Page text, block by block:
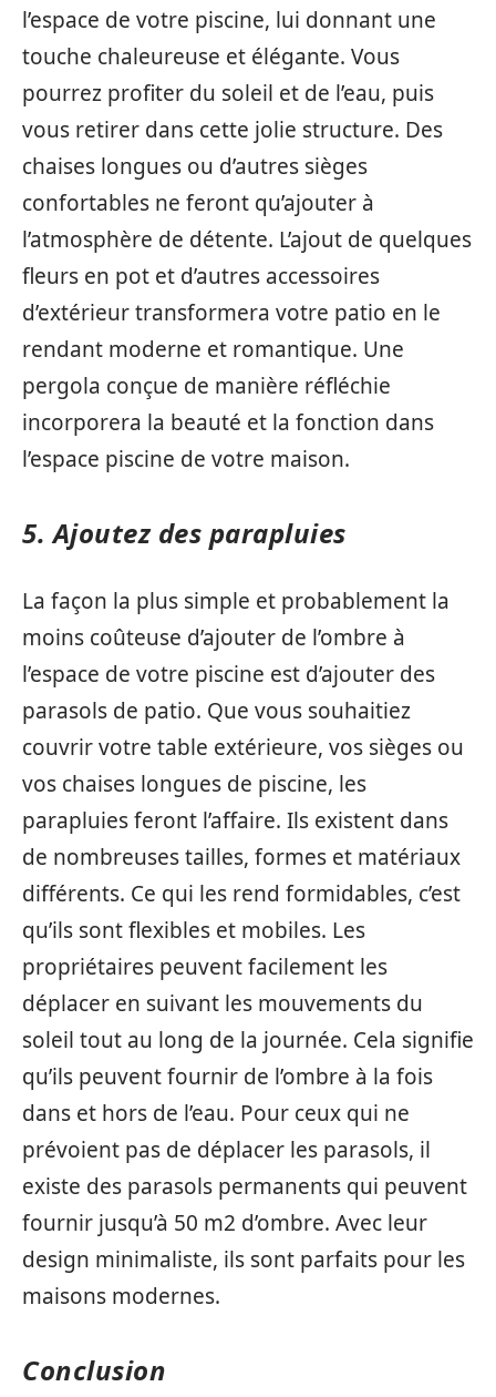
l’espace de votre piscine, lui donnant une
touche chaleureuse et élégante. Vous
pourrez profiter du soleil et de l’eau, puis
vous retirer dans cette jolie structure. Des
chaises longues ou d’autres sièges
confortables ne feront qu’ajouter à
l’atmosphère de détente. L’ajout de quelques
fleurs en pot et d’autres accessoires
d’extérieur transformera votre patio en le
rendant moderne et romantique. Une
pergola conçue de manière réfléchie
incorporera la beauté et la fonction dans
l’espace piscine de votre maison.
5. Ajoutez des parapluies
La façon la plus simple et probablement la
moins coûteuse d’ajouter de l’ombre à
l’espace de votre piscine est d’ajouter des
parasols de patio. Que vous souhaitiez
couvrir votre table extérieure, vos sièges ou
vos chaises longues de piscine, les
parapluies feront l’affaire. Ils existent dans
de nombreuses tailles, formes et matériaux
différents. Ce qui les rend formidables, c’est
qu’ils sont flexibles et mobiles. Les
propriétaires peuvent facilement les
déplacer en suivant les mouvements du
soleil tout au long de la journée. Cela signifie
qu’ils peuvent fournir de l’ombre à la fois
dans et hors de l’eau. Pour ceux qui ne
prévoient pas de déplacer les parasols, il
existe des parasols permanents qui peuvent
fournir jusqu’à 50 m2 d’ombre. Avec leur
design minimaliste, ils sont parfaits pour les
maisons modernes.
Conclusion